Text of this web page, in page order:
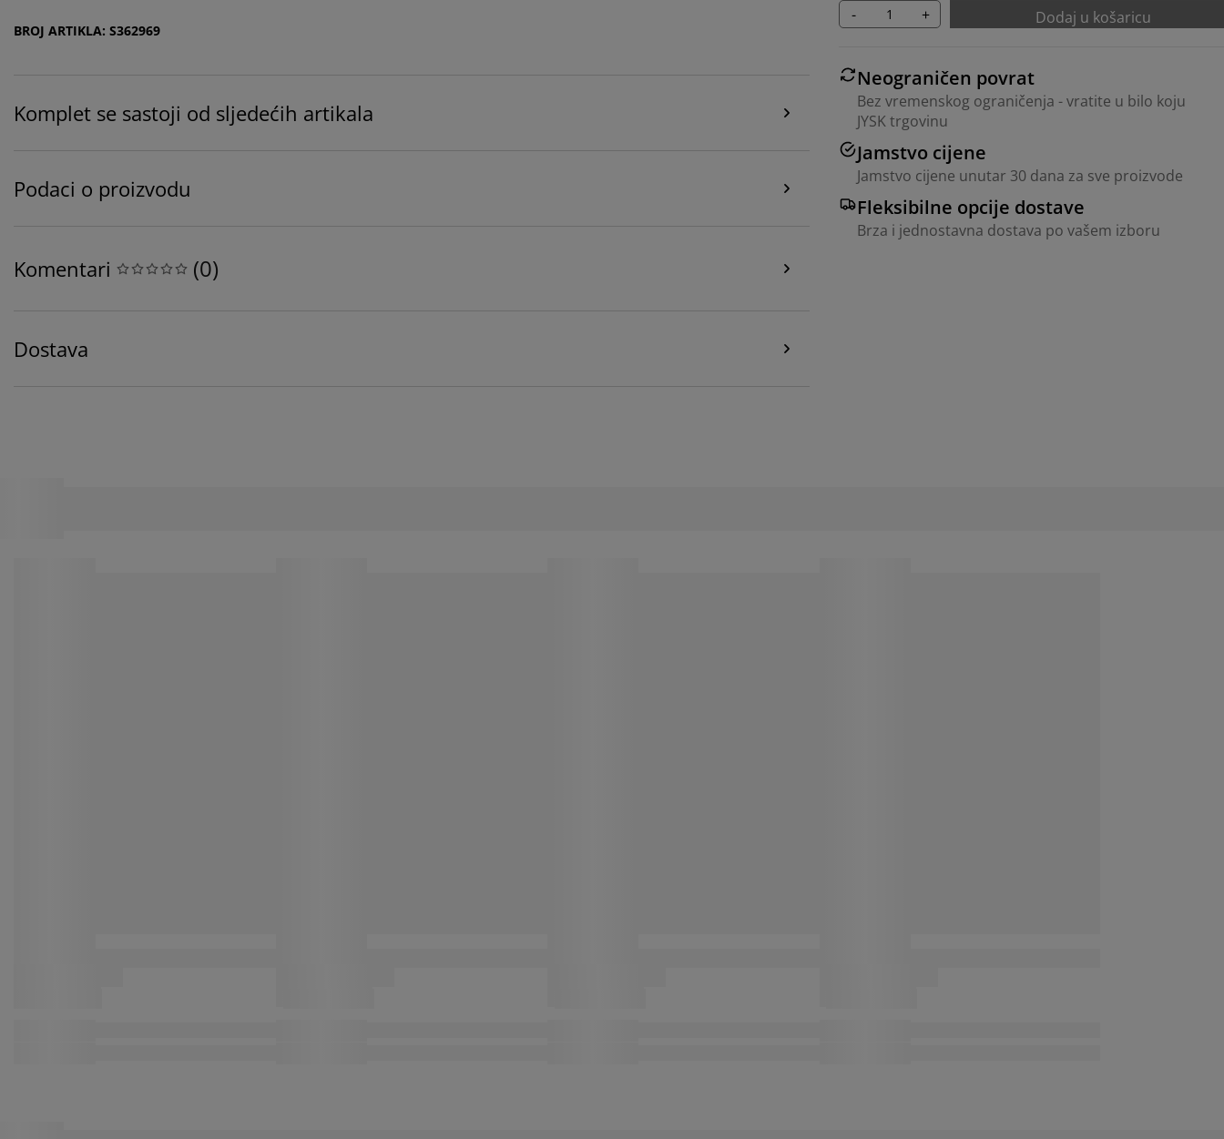
- + Dodaj u košaricu
Neograničen povrat
Bez vremenskog ograničenja - vratite u bilo koju
JYSK trgovinu
Jamstvo cijene
Jamstvo cijene unutar 30 dana za sve proizvode
Fleksibilne opcije dostave
Brza i jednostavna dostava po vašem izboru
BROJ ARTIKLA: S362969
Komplet se sastoji od sljedećih artikala
Podaci o proizvodu
Komentari (0)
Dostava